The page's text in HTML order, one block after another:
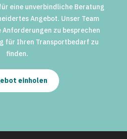
eine unverbindliche Beratung
Angebot. Unser Team
zu besprechen
für Ihren Transportbedarf zu
finden.
einholen